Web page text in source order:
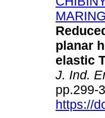
planar
elastic
J. Ind.
pp.299-
https://